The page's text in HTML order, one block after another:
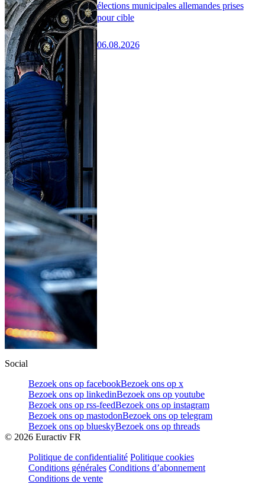
élections municipales allemandes prises
pour cible
06.08.2026
Social
Bezoek ons op facebookBezoek ons op x
Bezoek ons op linkedinBezoek ons op youtube
Bezoek ons op rss-feedBezoek ons op instagram
Bezoek ons op mastodonBezoek ons op telegram
Bezoek ons op blueskyBezoek ons op threads
© 2026 Euractiv FR
Politique de confidentialité Politique cookies
Conditions générales Conditions d’abonnement
Conditions de vente